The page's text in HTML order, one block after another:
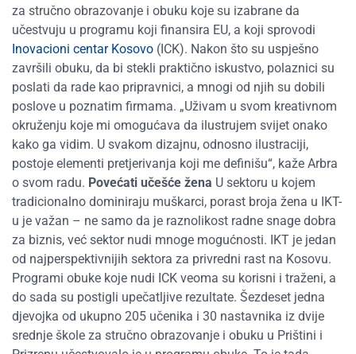
za stručno obrazovanje i obuku koje su izabrane da
učestvuju u programu koji finansira EU, a koji sprovodi
Inovacioni centar Kosovo (ICK). Nakon što su uspješno
završili obuku, da bi stekli praktično iskustvo, polaznici su
poslati da rade kao pripravnici, a mnogi od njih su dobili
poslove u poznatim firmama. „Uživam u svom kreativnom
okruženju koje mi omogućava da ilustrujem svijet onako
kako ga vidim. U svakom dizajnu, odnosno ilustraciji,
postoje elementi pretjerivanja koji me definišu“, kaže Arbra
o svom radu. Povećati učešće žena U sektoru u kojem
tradicionalno dominiraju muškarci, porast broja žena u IKT-
u je važan – ne samo da je raznolikost radne snage dobra
za biznis, već sektor nudi mnoge mogućnosti. IKT je jedan
od najperspektivnijih sektora za privredni rast na Kosovu.
Programi obuke koje nudi ICK veoma su korisni i traženi, a
do sada su postigli upečatljive rezultate. Šezdeset jedna
djevojka od ukupno 205 učenika i 30 nastavnika iz dvije
srednje škole za stručno obrazovanje i obuku u Prištini i